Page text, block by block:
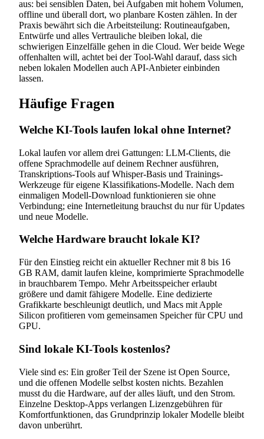
aus: bei sensiblen Daten, bei Aufgaben mit hohem Volumen,
offline und überall dort, wo planbare Kosten zählen. In der
Praxis bewährt sich die Arbeitsteilung: Routineaufgaben,
Entwürfe und alles Vertrauliche bleiben lokal, die
schwierigen Einzelfälle gehen in die Cloud. Wer beide Wege
offenhalten will, achtet bei der Tool-Wahl darauf, dass sich
neben lokalen Modellen auch API-Anbieter einbinden
lassen.
Häufige Fragen
Welche KI-Tools laufen lokal ohne Internet?
Lokal laufen vor allem drei Gattungen: LLM-Clients, die
offene Sprachmodelle auf deinem Rechner ausführen,
Transkriptions-Tools auf Whisper-Basis und Trainings-
Werkzeuge für eigene Klassifikations-Modelle. Nach dem
einmaligen Modell-Download funktionieren sie ohne
Verbindung; eine Internetleitung brauchst du nur für Updates
und neue Modelle.
Welche Hardware braucht lokale KI?
Für den Einstieg reicht ein aktueller Rechner mit 8 bis 16
GB RAM, damit laufen kleine, komprimierte Sprachmodelle
in brauchbarem Tempo. Mehr Arbeitsspeicher erlaubt
größere und damit fähigere Modelle. Eine dedizierte
Grafikkarte beschleunigt deutlich, und Macs mit Apple
Silicon profitieren vom gemeinsamen Speicher für CPU und
GPU.
Sind lokale KI-Tools kostenlos?
Viele sind es: Ein großer Teil der Szene ist Open Source,
und die offenen Modelle selbst kosten nichts. Bezahlen
musst du die Hardware, auf der alles läuft, und den Strom.
Einzelne Desktop-Apps verlangen Lizenzgebühren für
Komfortfunktionen, das Grundprinzip lokaler Modelle bleibt
davon unberührt.